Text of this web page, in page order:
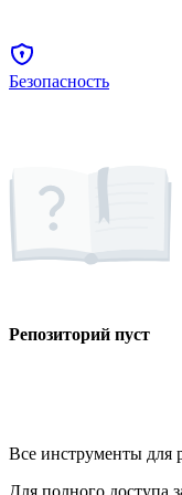
Безопасность
Репозиторий пуст
Все инструменты для
Для полного доступа